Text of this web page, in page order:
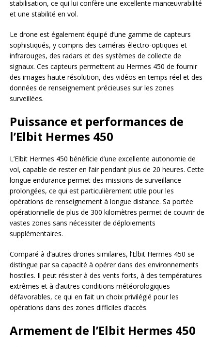
stabilisation, ce qui lui confère une excellente manœuvrabilité
et une stabilité en vol.
Le drone est également équipé d’une gamme de capteurs
sophistiqués, y compris des caméras électro-optiques et
infrarouges, des radars et des systèmes de collecte de
signaux. Ces capteurs permettent au Hermes 450 de fournir
des images haute résolution, des vidéos en temps réel et des
données de renseignement précieuses sur les zones
surveillées.
Puissance et performances de
l’Elbit Hermes 450
L’Elbit Hermes 450 bénéficie d’une excellente autonomie de
vol, capable de rester en l’air pendant plus de 20 heures. Cette
longue endurance permet des missions de surveillance
prolongées, ce qui est particulièrement utile pour les
opérations de renseignement à longue distance. Sa portée
opérationnelle de plus de 300 kilomètres permet de couvrir de
vastes zones sans nécessiter de déploiements
supplémentaires.
Comparé à d’autres drones similaires, l’Elbit Hermes 450 se
distingue par sa capacité à opérer dans des environnements
hostiles. Il peut résister à des vents forts, à des températures
extrêmes et à d’autres conditions météorologiques
défavorables, ce qui en fait un choix privilégié pour les
opérations dans des zones difficiles d’accès.
Armement de l’Elbit Hermes 450